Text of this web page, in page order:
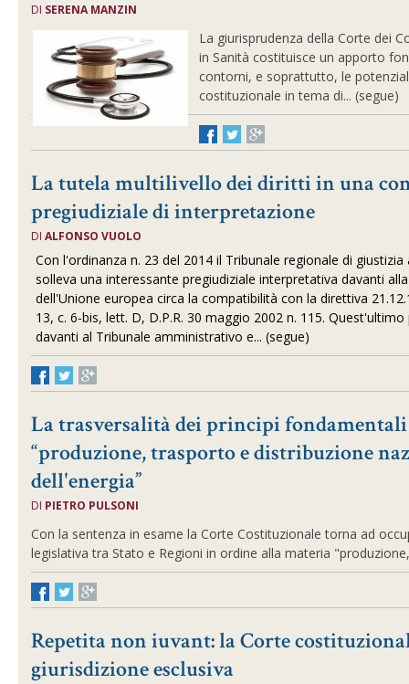
DI SERENA MANZIN
La giurisprudenza della Corte dei
in Sanità costituisce un apporto
contorni, e soprattutto, le
costituzionale in tema di... (segue)
La tutela multilivello dei diritti in una
pregiudiziale di interpretazione
DIALFONSO VUOLO
Con l'ordinanza n. 23 del 2014 il Tribunale regionale di
solleva una interessante pregiudiziale interpretativa davanti
dell'Unione europea circa la compatibilità con la direttiva
13, c. 6-bis, lett. D, D.P.R. 30 maggio 2002 n. 115. Quest'ultimo
davanti al Tribunale amministrativo e... (segue)
La trasversalità dei principi
“produzione, trasporto e distribuzione
dell'energia”
DI PIETRO PULSONI
Con la sentenza in esame la Corte Costituzionale torna ad
legislativa tra Stato e Regioni in ordine alla materia
Repetita non iuvant: la Corte
giurisdizione esclusiva